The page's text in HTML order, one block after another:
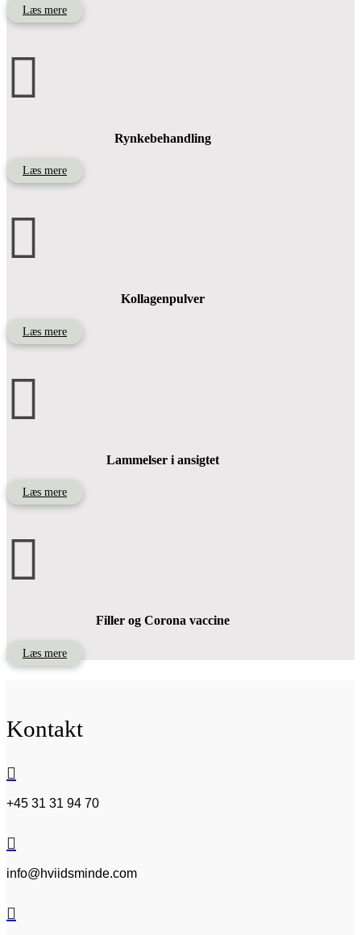
Læs mere

Rynkebehandling
Læs mere

Kollagenpulver
Læs mere

Lammelser i ansigtet
Læs mere

Filler og Corona vaccine
Læs mere
Kontakt

+45 31 31 94 70

info@hviidsminde.com
